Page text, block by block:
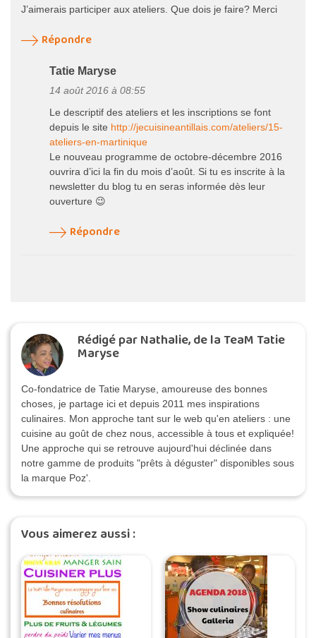
J’aimerais participer aux ateliers. Que dois je faire? Merci
Répondre
Tatie Maryse
14 août 2016 à 08:55
Le descriptif des ateliers et les inscriptions se font
depuis le site http://jecuisineantillais.com/ateliers/15-
ateliers-en-martinique
Le nouveau programme de octobre-décembre 2016
ouvrira d’ici la fin du mois d’août. Si tu es inscrite à la
newsletter du blog tu en seras informée dès leur
ouverture 😉
Répondre
Rédigé par Nathalie, de la TeaM Tatie
Maryse
Co-fondatrice de Tatie Maryse, amoureuse des bonnes
choses, je partage ici et depuis 2011 mes inspirations
culinaires. Mon approche tant sur le web qu'en ateliers : une
cuisine au goût de chez nous, accessible à tous et expliquée!
Une approche qui se retrouve aujourd'hui déclinée dans
notre gamme de produits "prêts à déguster" disponibles sous
la marque Poz'.
Vous aimerez aussi :